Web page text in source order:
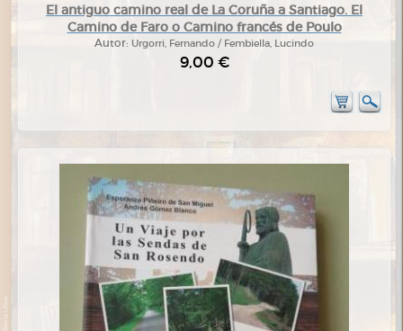
El antiguo camino real de La Coruña a Santiago. El
Camino de Faro o Camino francés de Poulo
Autor: Urgorri, Fernando / Fembiella, Lucindo
9,00 €